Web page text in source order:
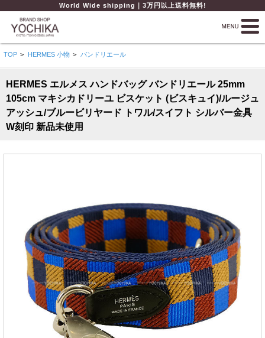
World Wide shipping｜3万円以上送料無料!
TOP > HERMES 小物 > バンドリエール
HERMES エルメス ハンドバッグ バンドリエール 25mm
105cm マキシカドリーユ ビスケット (ビスキュイ)/ルージュ
アッシュ/ブルービリヤード トワル/スイフト シルバー金具
W刻印 新品未使用